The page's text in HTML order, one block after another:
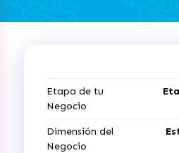
Etapa de tu
Negocio
Dimensión del
Negocio